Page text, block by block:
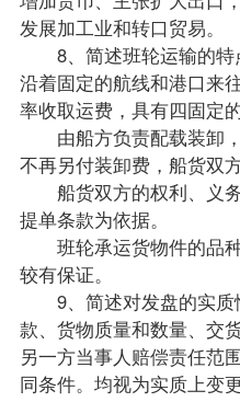
发展加工业和转口贸易。
8、简述班轮运输的特
沿着固定的航线和港口来
率收取运费，具有四固定
由船方负责配载装卸，
不再另付装卸费，船货双
船货双方的权利、义务
提单条款为依据。
班轮承运货物件的品种
较有保证。
9、简述对发盘的实质
款、货物质量和数量、交
另一方当事人赔偿责任范
同条件。均视为实质上变